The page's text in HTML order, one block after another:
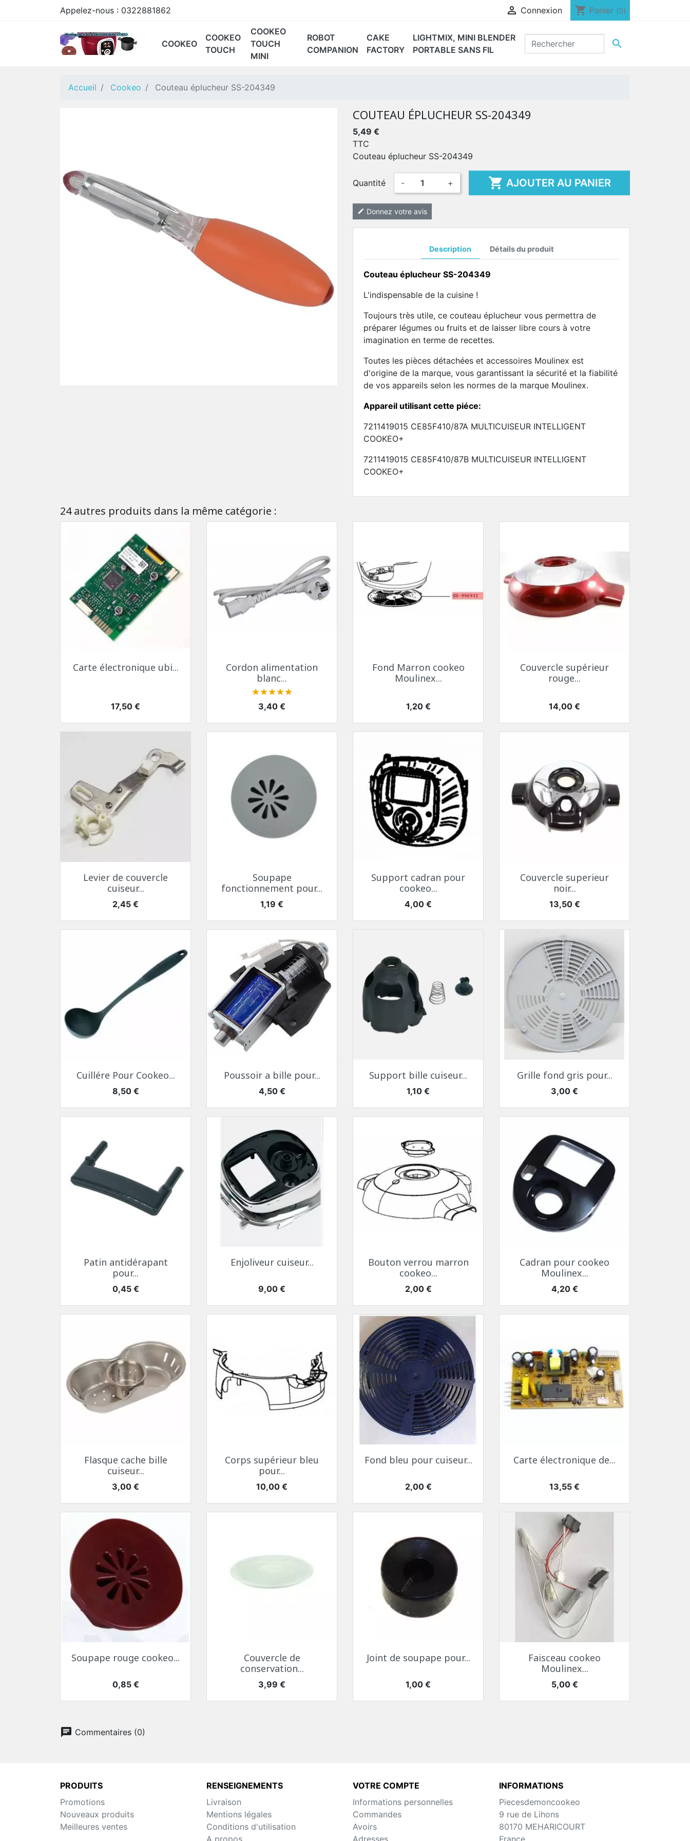
Appelez-nous : 0322881862  Connexion shopping_cart Panier (0)
COOKEO
COOKEO
TOUCH
COOKEO
TOUCH
MINI
ROBOT
COMPANION
CAKE
FACTORY
LIGHTMIX, MINI BLENDER
PORTABLE SANS FIL

Accueil Cookeo Couteau éplucheur SS-204349
COUTEAU ÉPLUCHEUR SS-204349
5,49 €
TTC
Couteau éplucheur SS-204349
Quantité - +  AJOUTER AU PANIER
edit Donnez votre avis
Description Détails du produit
Couteau éplucheur SS-204349
L'indispensable de la cuisine !
Toujours très utile, ce couteau éplucheur vous permettra de
préparer légumes ou fruits et de laisser libre cours à votre
imagination en terme de recettes.
Toutes les pièces détachées et accessoires Moulinex est
d'origine de la marque, vous garantissant la sécurité et la fiabilité
de vos appareils selon les normes de la marque Moulinex.
Appareil utilisant cette piéce:
7211419015 CE85F410/87A MULTICUISEUR INTELLIGENT
COOKEO+
7211419015 CE85F410/87B MULTICUISEUR INTELLIGENT
COOKEO+
24 autres produits dans la même catégorie :
 Aperçu rapide
Carte électronique ubi...
Prix
17,50 €
 Aperçu rapide
Cordon alimentation
blanc...

Prix
3,40 €
 Aperçu rapide
Fond Marron cookeo
Moulinex...
Prix
1,20 €
Aperçu rapide
Couvercle supérieur
rouge...
Prix
14,00 €
 Aperçu rapide
Levier de couvercle
cuiseur...
Prix
2,45 €
Aperçu rapide
Soupape
fonctionnement pour...
Prix
1,19 €
Aperçu rapide
Support cadran pour
cookeo...
Prix
4,00 €
Aperçu rapide
Couvercle superieur
noir...
Prix
13,50 €
 Aperçu rapide
Cuillére Pour Cookeo...
Prix
8,50 €
Aperçu rapide
Poussoir a bille pour...
Prix
4,50 €
Aperçu rapide
Support bille cuiseur...
Prix
1,10 €
Aperçu rapide
Grille fond gris pour...
Prix
3,00 €
 Aperçu rapide
Patin antidérapant
pour...
Prix
0,45 €
Aperçu rapide
Enjoliveur cuiseur...
Prix
9,00 €
Bouton verrou marron
cookeo...
Prix
2,00 €
Cadran pour cookeo
Moulinex...
Prix
4,20 €
Aperçu rapide
Flasque cache bille
cuiseur...
Prix
3,00 €
Aperçu rapide
Corps supérieur bleu
pour...
Prix
10,00 €
Aperçu rapide
Fond bleu pour cuiseur...
Prix
2,00 €
Aperçu rapide
Carte électronique de...
Prix
13,55 €
Soupape rouge cookeo...
Prix
0,85 €
Aperçu rapide
Couvercle de
conservation...
Prix
3,99 €

Joint de soupape pour...
Prix
1,00 €
 Aperçu rapide
Faisceau cookeo
Moulinex...
Prix
5,00 €
chat Commentaires (0)
PRODUITS
Promotions
Nouveaux produits
Meilleures ventes
RENSEIGNEMENTS
Livraison
Mentions légales
Conditions d'utilisation
A propos
VOTRE COMPTE
Informations personnelles
Commandes
Avoirs
Adresses
INFORMATIONS
Piecesdemoncookeo
9 rue de Lihons
80170 MEHARICOURT
France